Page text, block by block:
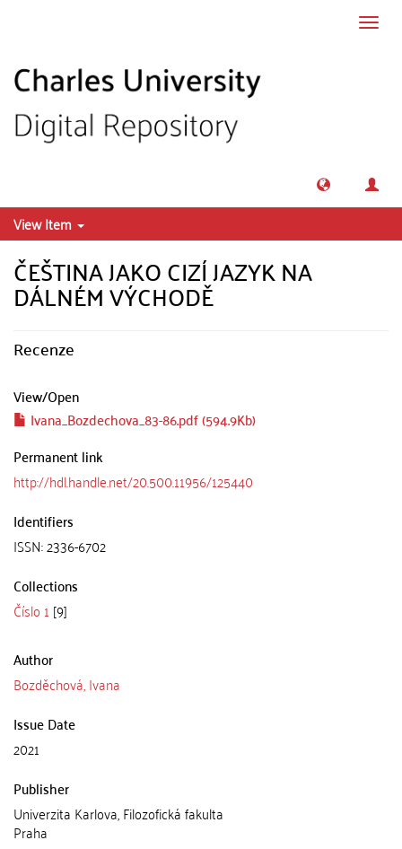
View Item
ČEŠTINA JAKO CIZÍ JAZYK NA
DÁLNÉM VÝCHODĚ
Recenze
View/Open
Ivana_Bozdechova_83-86.pdf (594.9Kb)
Permanent link
http://hdl.handle.net/20.500.11956/125440
Identifiers
ISSN: 2336-6702
Collections
Číslo 1 [9]
Author
Bozděchová, Ivana
Issue Date
2021
Publisher
Univerzita Karlova, Filozofická fakulta
Praha